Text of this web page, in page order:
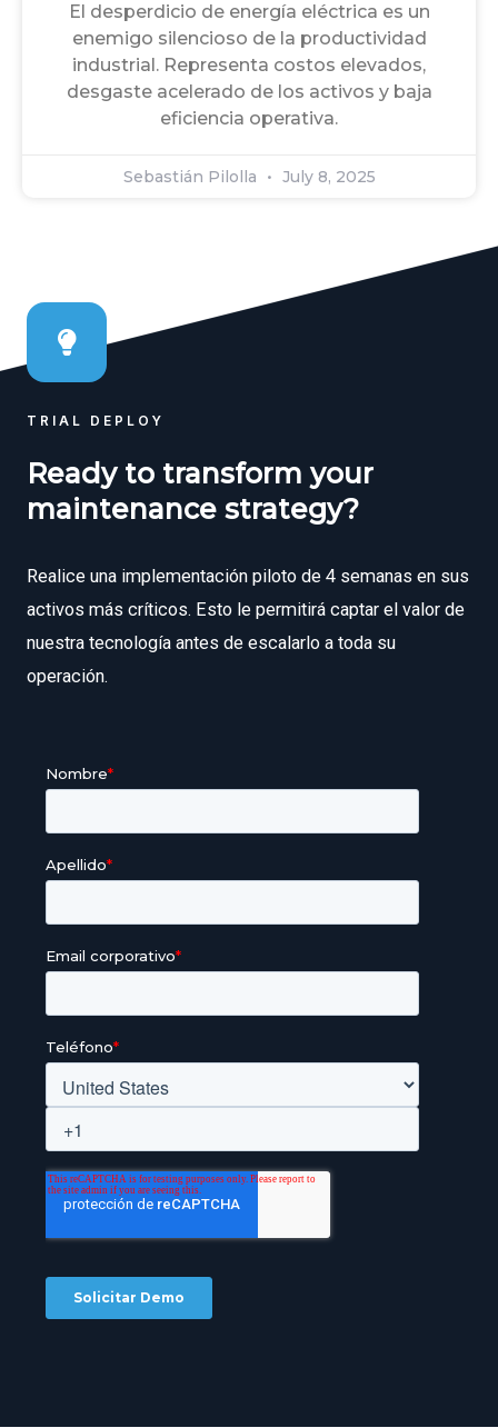
El desperdicio de energía eléctrica es un
enemigo silencioso de la productividad
industrial. Representa costos elevados,
desgaste acelerado de los activos y baja
eficiencia operativa.
Sebastián Pilolla July 8, 2025
TRIAL DEPLOY
Ready to transform your
maintenance strategy?
Realice una implementación piloto de 4 semanas en sus
activos más críticos. Esto le permitirá captar el valor de
nuestra tecnología antes de escalarlo a toda su
operación.